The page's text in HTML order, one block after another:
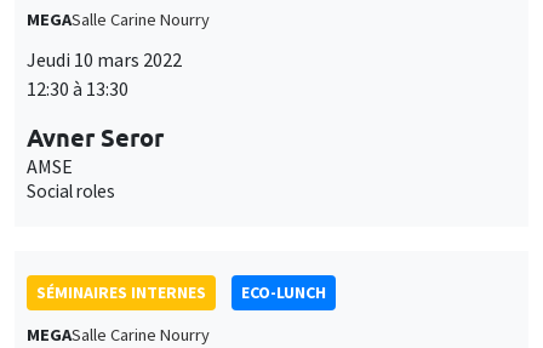
MEGASalle Carine Nourry
Jeudi 10 mars 2022
12:30 à 13:30
Avner Seror
AMSE
Social roles
SÉMINAIRES INTERNES
ECO-LUNCH
MEGASalle Carine Nourry